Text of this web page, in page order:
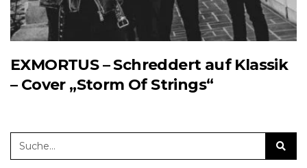
EXMORTUS – Schreddert auf Klassik
– Cover „Storm Of Strings“